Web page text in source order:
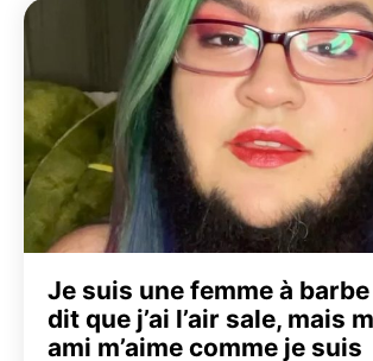
Je suis une femme à
dit que j’ai l’air sale, mais
ami m’aime comme je suis